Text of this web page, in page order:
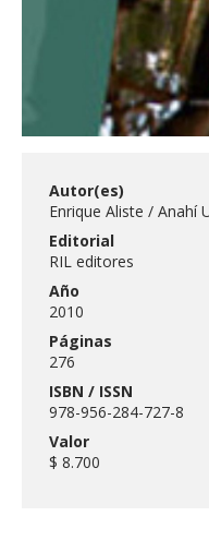
Autor(es)
Enrique Aliste
Anahí
Editorial
RIL editores
Año
2010
Páginas
276
ISBN / ISSN
978-956-284-727-8
Valor
$ 8.700